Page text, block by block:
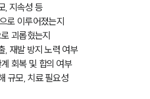
, 지속성 등
로 이루어졌는지
괴롭혔는지
, 재발 방지 노력 여부
회복 및 합의 여부
규모, 치료 필요성